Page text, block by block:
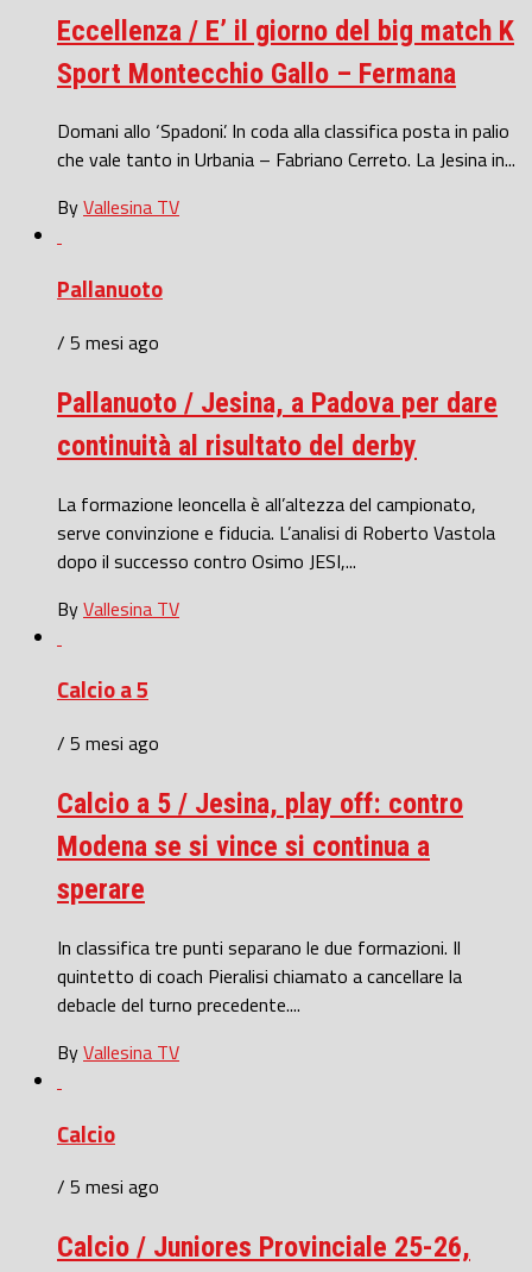
Eccellenza / E’ il giorno del big match K
Sport Montecchio Gallo – Fermana
Domani allo ‘Spadoni’. In coda alla classifica posta in palio
che vale tanto in Urbania – Fabriano Cerreto. La Jesina in...
ByVallesina TV
Pallanuoto
/ 5 mesi ago
Pallanuoto / Jesina, a Padova per dare
continuità al risultato del derby
La formazione leoncella è all’altezza del campionato,
serve convinzione e fiducia. L’analisi di Roberto Vastola
dopo il successo contro Osimo JESI,...
ByVallesina TV
Calcio a 5
/ 5 mesi ago
Calcio a 5 / Jesina, play off: contro
Modena se si vince si continua a
sperare
In classifica tre punti separano le due formazioni. Il
quintetto di coach Pieralisi chiamato a cancellare la
debacle del turno precedente....
ByVallesina TV
Calcio
/ 5 mesi ago
Calcio / Juniores Provinciale 25-26,